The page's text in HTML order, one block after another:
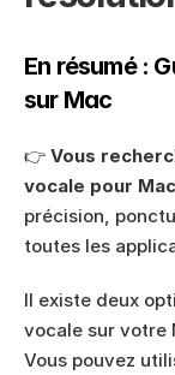
En résumé :
sur Mac
👉 Vous
vocale pour
précision,
toutes les
Il existe deux
vocale sur votre
Vous pouvez